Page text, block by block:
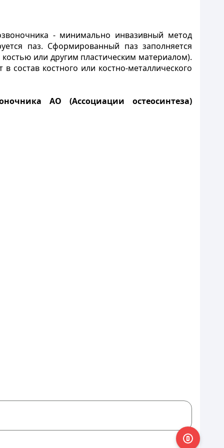
- минимально инвазивный метод
паз. Сформированный паз заполняется
или другим пластическим материалом).
состав костного или костно-металлического
АО (Ассоциации остеосинтеза)